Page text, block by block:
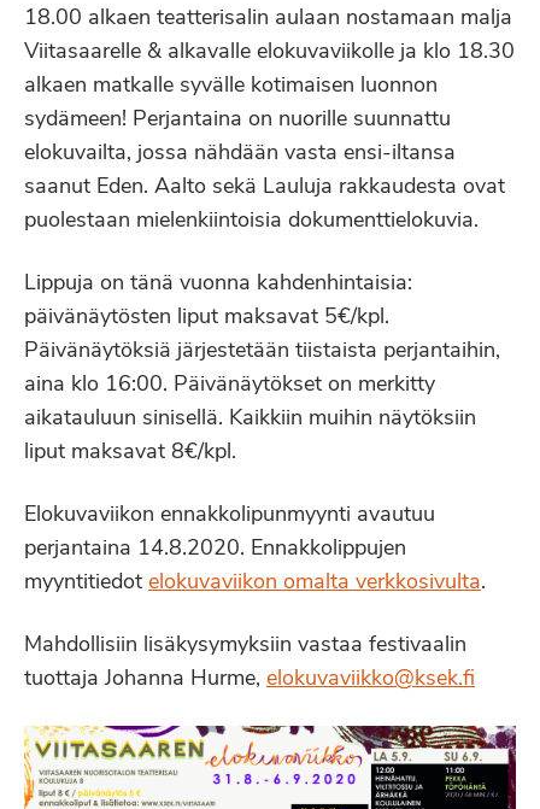
18.00 alkaen teatterisalin aulaan nostamaan malja
Viitasaarelle & alkavalle elokuvaviikolle ja klo 18.30
alkaen matkalle syvälle kotimaisen luonnon
sydämeen! Perjantaina on nuorille suunnattu
elokuvailta, jossa nähdään vasta ensi-iltansa
saanut Eden. Aalto sekä Lauluja rakkaudesta ovat
puolestaan mielenkiintoisia dokumenttielokuvia.
Lippuja on tänä vuonna kahdenhintaisia:
päivänäytösten liput maksavat 5€/kpl.
Päivänäytöksiä järjestetään tiistaista perjantaihin,
aina klo 16:00. Päivänäytökset on merkitty
aikatauluun sinisellä. Kaikkiin muihin näytöksiin
liput maksavat 8€/kpl.
Elokuvaviikon ennakkolipunmyynti avautuu
perjantaina 14.8.2020. Ennakkolippujen
myyntitiedot elokuvaviikon omalta verkkosivulta.
Mahdollisiin lisäkysymyksiin vastaa festivaalin
tuottaja Johanna Hurme, elokuvaviikko@ksek.fi